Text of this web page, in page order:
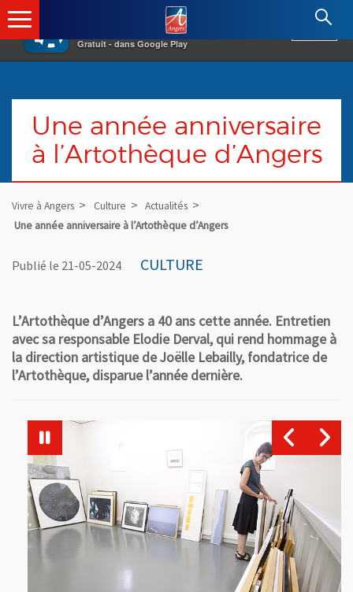
×
Gratuit - dans Google Play
Angers.fr : Retour à l'accueil
Une année anniversaire
à l’Artothèque d’Angers
Vivre à Angers Culture
Actualités
Une année anniversaire à l’Artothèque d’Angers
Publié le 21-05-2024 CULTURE
L’Artothèque d’Angers a 40 ans cette année. Entretien
avec sa responsable Elodie Derval, qui rend hommage à
la direction artistique de Joëlle Lebailly, fondatrice de
l’Artothèque, disparue l’année dernière.